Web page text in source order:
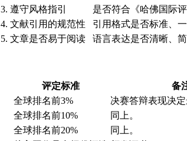
3. 遵守风格指引
是否符合《哈佛国际
4. 文献引用的规范性
引用格式是否标准、一
5. 文章是否易于阅读
语言表达是否清晰、
评定标准
备
全球排名前3%
决赛答辩表现决定
全球排名前10%
同上。
全球排名前20%
同上。